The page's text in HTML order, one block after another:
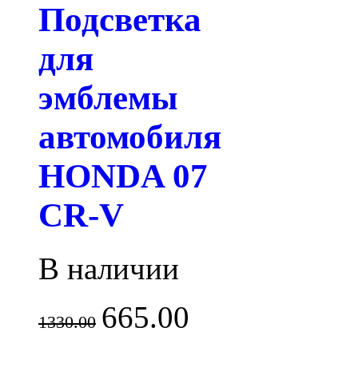
Подсветка
для
эмблемы
автомобиля
HONDA 07
CR-V
В наличии
1330.00 665.00